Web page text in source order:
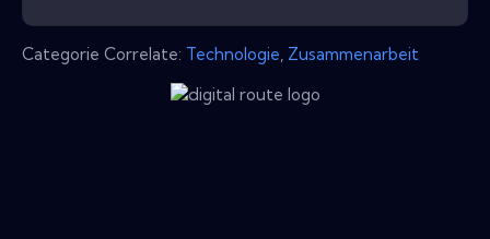
Categorie Correlate: Technologie Zusammenarbeit